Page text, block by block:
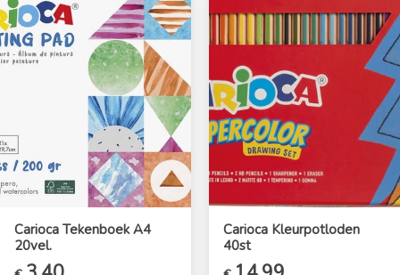
Carioca Tekenboek A4
20vel.
Carioca Kleurpotloden
40st
Oorspronkelijke